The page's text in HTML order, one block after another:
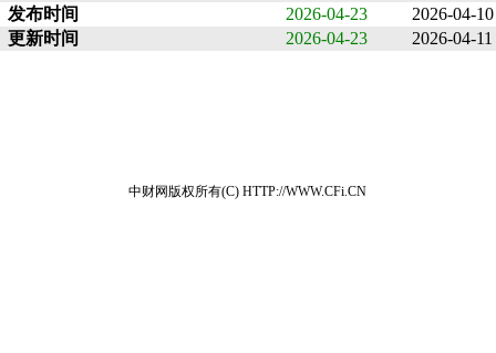
发布时间
2026-04-23
2026-04-10
更新时间
2026-04-23 2026-04-11
中财网版权所有(C) HTTP://WWW.CFi.CN